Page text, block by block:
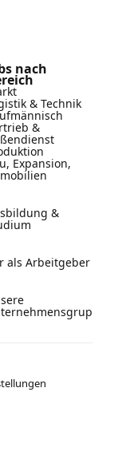
nach
& Technik
&
Expansion,
&
als Arbeitgeber